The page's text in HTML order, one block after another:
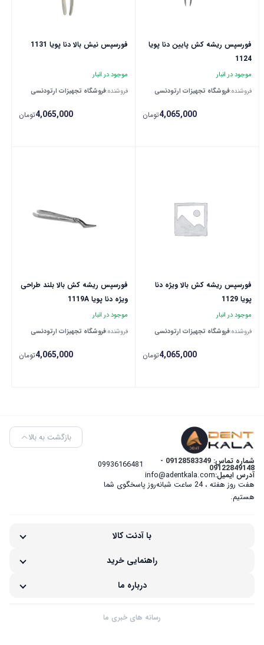
فورسپس ریشه کش پایین دنا پویا
1124
موجود در انبار
فروشنده:فروشگاه تجهیزات ارتودنسی
4,065,000تومان
فورسپس نیش بالا دنا پویا 1131
موجود در انبار
فروشنده:فروشگاه تجهیزات ارتودنسی
4,065,000تومان
فورسپس ریشه کش بالا ویژه دنا
پویا 1129
موجود در انبار
فروشنده:فروشگاه تجهیزات ارتودنسی
4,065,000تومان
فورسپس ریشه کش بالا بلند طراحی
ویژه دنا پویا 1119A
موجود در انبار
فروشنده:فروشگاه تجهیزات ارتودنسی
4,065,000تومان
شماره تماس: 09128583349 -
09122849148
09936166481
آدرس ایمیل:info@adentkala.com
هفت روز هفته ، 24 ساعت شبانه‌روز پاسخگوی شما
هستیم.
بازگشت به بالا
با آدنت کالا
راهنمایی خرید
درباره ما
رسانه های خبری ما